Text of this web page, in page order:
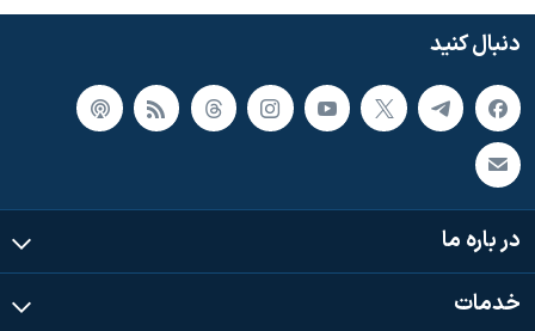
دنبال کنید
در باره ما
خدمات